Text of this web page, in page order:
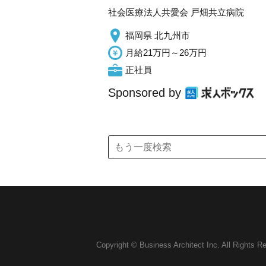
社会医療法人共愛会 戸畑共立病院
福岡県 北九州市
月給21万円～26万円
正社員
Sponsored by
Copyright © Business Architect Inc. All Rights